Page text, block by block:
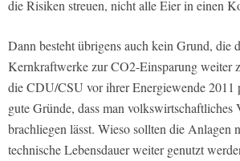
die Risiken streuen, nicht alle Eier in einen
Dann besteht übrigens auch kein Grund, die
Kernkraftwerke zur CO2-Einsparung weiter
die CDU/CSU vor ihrer Energiewende 2011
gute Gründe, dass man volkswirtschaftliches
brachliegen lässt. Wieso sollten die Anlagen
technische Lebensdauer weiter genutzt